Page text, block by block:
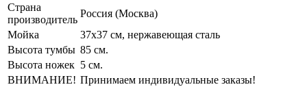
Страна
производитель
Россия (Москва)
Мойка
37x37 см, нержавеющая сталь
Высота тумбы 85 см.
Высота ножек 5 см.
ВНИМАНИЕ! Принимаем индивидуальные заказы!